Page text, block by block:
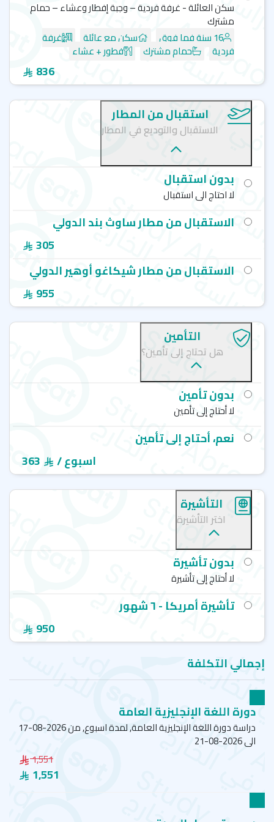
سكن العائلة - غرفة فردية – وجبة إفطار وعشاء – حمام
مشترك
16 سنة فما فوق
سكن مع عائلة غرفة
فردية حمام مشترك فطور + عشاء
836
استقبال من المطار
الاستقبال والتوديع في المطار
بدون استقبال
لا احتاج الى استقبال
الاستقبال من مطار ساوث بند الدولي
305
الاستقبال من مطار شيكاغو أوهير الدولي
955
التأمين
هل تحتاج إلى تأمين؟
بدون تأمين
لا أحتاج إلى تأمين
نعم، أحتاج إلى تأمين
363
/ اسبوع
التأشيرة
اختر التأشيرة
بدون تأشيرة
لا أحتاج إلى تأشيرة
تأشيرة أمريكا - ٦ شهور
950
إجمالي التكلفة
دورة اللغة الإنجليزية العامة
دراسة دورة اللغة الإنجليزية العامة, لمدة اسبوع, من 2026-08-17
الى 2026-08-21
1,551
1,551